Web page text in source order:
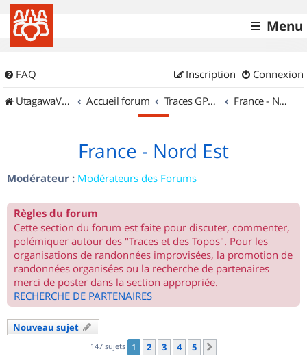
Menu
FAQ Connexion
Inscription
UtagawaVTT (Randos VTT et VTTAE avec traces GPS)
Accueil forum Traces GPS de randos VTT France - Nord Est
France - Nord Est
Modérateur : Modérateurs des Forums
Règles du forum
Cette section du forum est faite pour discuter, commenter,
polémiquer autour des "Traces et des Topos". Pour les
organisations de randonnées improvisées, la promotion de
randonnées organisées ou la recherche de partenaires
merci de poster dans la section appropriée.
RECHERCHE DE PARTENAIRES
Nouveau sujet
147 sujets 1 2 3 4 5